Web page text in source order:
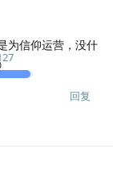
为信仰运营，没什
回复